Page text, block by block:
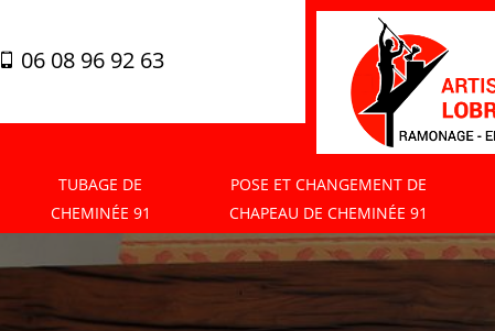
06 08 96 92 63
TUBAGE DE
CHEMINÉE 91
POSE ET CHANGEMENT DE
CHAPEAU DE CHEMINÉE 91